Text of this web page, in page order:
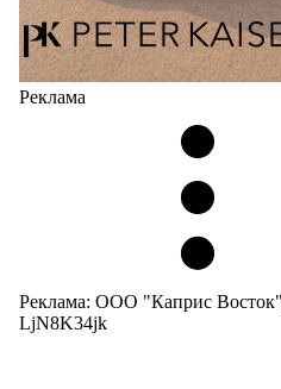
Реклама
Реклама: ООО "Каприс
LjN8K34jk